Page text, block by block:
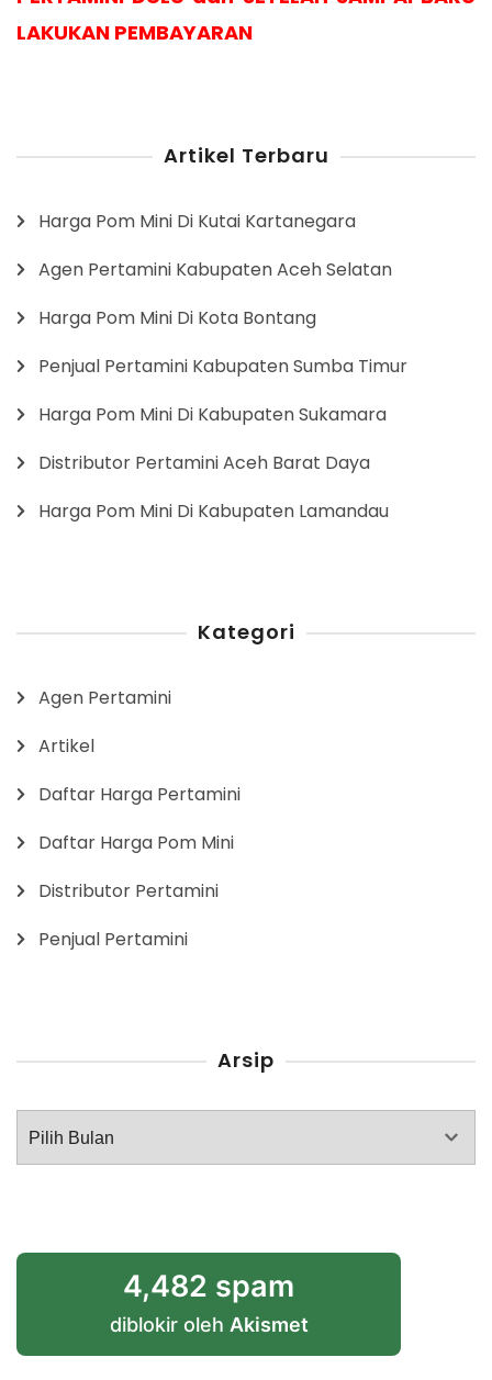
LAKUKAN PEMBAYARAN
Artikel Terbaru
Harga Pom Mini Di Kutai Kartanegara
Agen Pertamini Kabupaten Aceh Selatan
Harga Pom Mini Di Kota Bontang
Penjual Pertamini Kabupaten Sumba Timur
Harga Pom Mini Di Kabupaten Sukamara
Distributor Pertamini Aceh Barat Daya
Harga Pom Mini Di Kabupaten Lamandau
Kategori
Agen Pertamini
Artikel
Daftar Harga Pertamini
Daftar Harga Pom Mini
Distributor Pertamini
Penjual Pertamini
Arsip
Arsip
4,482 spam
diblokir oleh Akismet